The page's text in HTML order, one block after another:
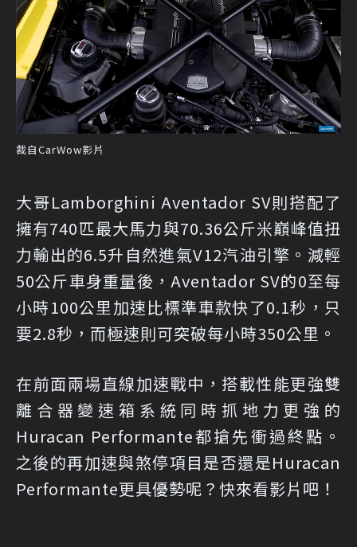
裁自CarWow影片
大哥Lamborghini Aventador SV則搭配了
擁有740匹最大馬力與70.36公斤米巔峰值扭
力輸出的6.5升自然進氣V12汽油引擎。減輕
50公斤車身重量後，Aventador SV的0至每
小時100公里加速比標準車款快了0.1秒，只
要2.8秒，而極速則可突破每小時350公里。
在前面兩場直線加速戰中，搭載性能更強雙
離合器變速箱系統同時抓地力更強的
Huracan Performante都搶先衝過終點。
之後的再加速與煞停項目是否還是Huracan
Performante更具優勢呢？快來看影片吧！